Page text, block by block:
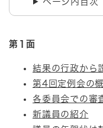
第1面
結果の行政から
第4回定例会の
各委員会での審
新議員の紹介